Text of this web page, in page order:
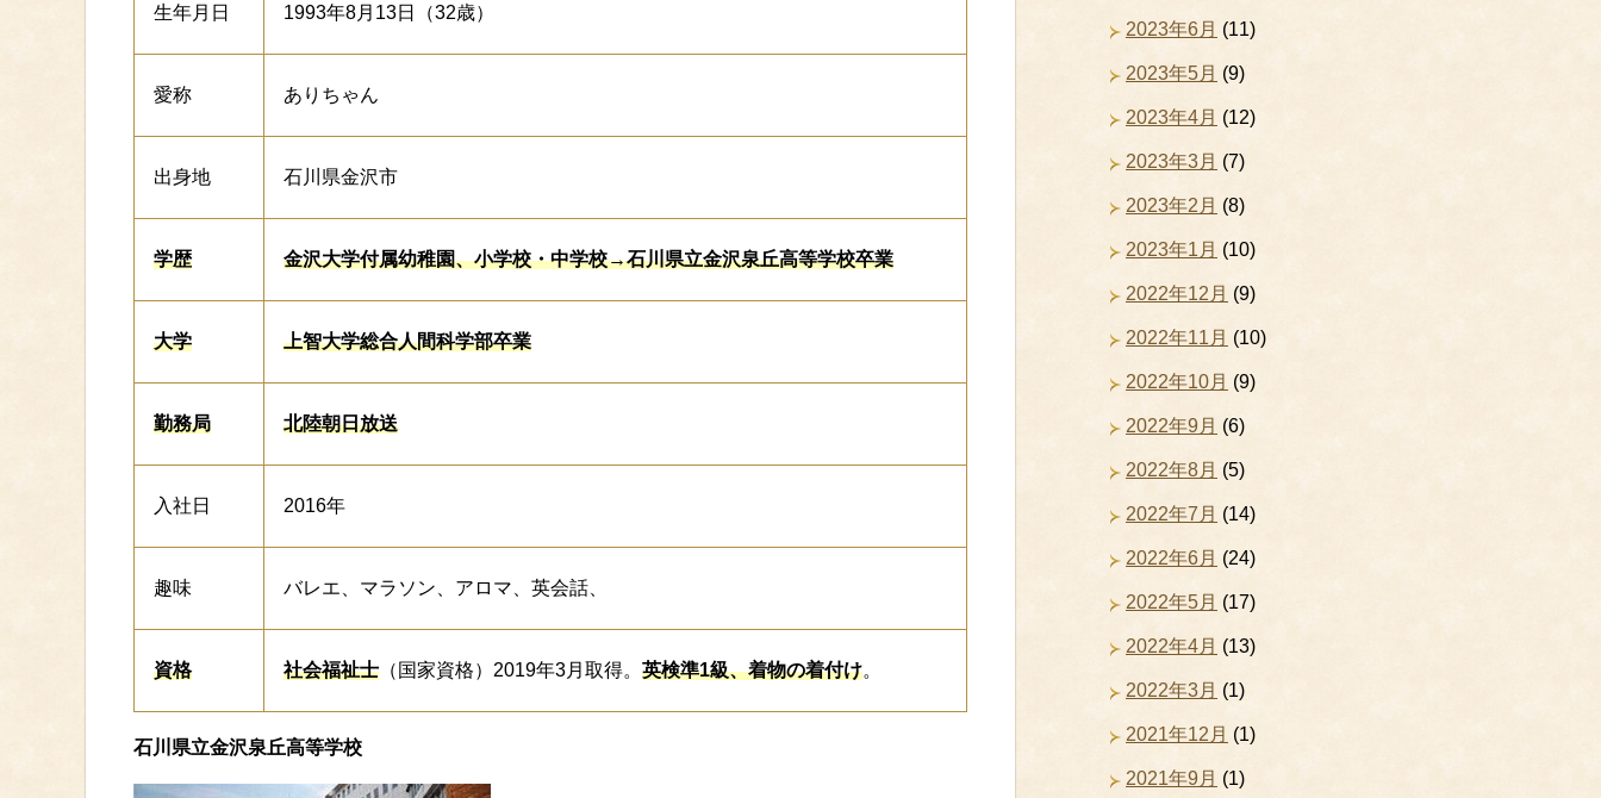
生年月日 1993年8月13日（32歳）
愛称 ありちゃん
出身地 石川県金沢市
学歴 金沢大学付属幼稚園、小学校・中学校→石川県立金沢泉丘高等学校卒業
大学 上智大学総合人間科学部卒業
勤務局 北陸朝日放送
入社日 2016年
趣味 バレエ、マラソン、アロマ、英会話、
資格 社会福祉士 （国家資格）2019年3月取得。 英検準1級、着物の着付け。
石川県立金沢泉丘高等学校
2023年6月 (11)
2023年5月 (9)
2023年4月 (12)
2023年3月 (7)
2023年2月 (8)
2023年1月 (10)
2022年12月 (9)
2022年11月 (10)
2022年10月 (9)
2022年9月 (6)
2022年8月 (5)
2022年7月 (14)
2022年6月 (24)
2022年5月 (17)
2022年4月 (13)
2022年3月 (1)
2021年12月 (1)
2021年9月 (1)